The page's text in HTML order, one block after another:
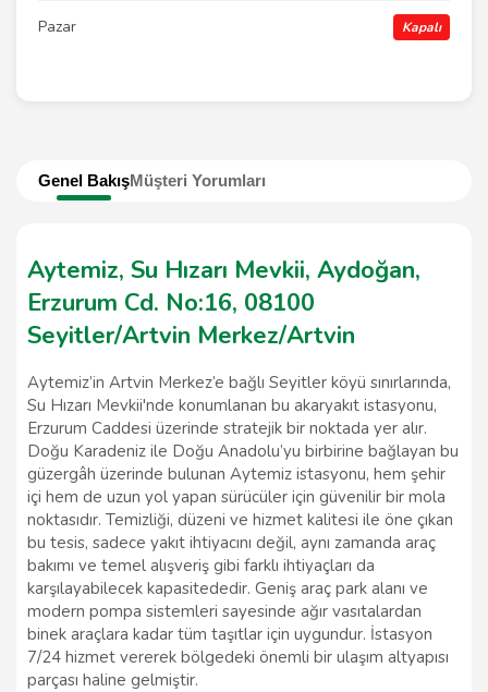
Genel BakışMüşteri Yorumları
Aytemiz, Su Hızarı Mevkii, Aydoğan,
Erzurum Cd. No:16, 08100
Seyitler/Artvin Merkez/Artvin
Aytemiz’in Artvin Merkez’e bağlı Seyitler köyü sınırlarında,
Su Hızarı Mevkii'nde konumlanan bu akaryakıt istasyonu,
Erzurum Caddesi üzerinde stratejik bir noktada yer alır.
Doğu Karadeniz ile Doğu Anadolu’yu birbirine bağlayan bu
güzergâh üzerinde bulunan Aytemiz istasyonu, hem şehir
içi hem de uzun yol yapan sürücüler için güvenilir bir mola
noktasıdır. Temizliği, düzeni ve hizmet kalitesi ile öne çıkan
bu tesis, sadece yakıt ihtiyacını değil, aynı zamanda araç
bakımı ve temel alışveriş gibi farklı ihtiyaçları da
karşılayabilecek kapasitededir. Geniş araç park alanı ve
modern pompa sistemleri sayesinde ağır vasıtalardan
binek araçlara kadar tüm taşıtlar için uygundur. İstasyon
7/24 hizmet vererek bölgedeki önemli bir ulaşım altyapısı
parçası haline gelmiştir.
Pazar Kapalı